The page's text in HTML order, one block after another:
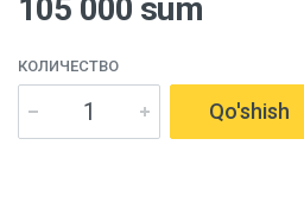
105 000 sum
КОЛИЧЕСТВО
Qo'shish